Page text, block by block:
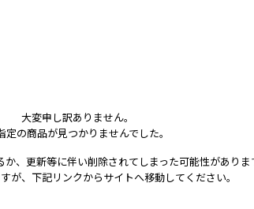
大変申し訳ありません。
定の商品が見つかりませんでした。
か、更新等に伴い削除されてしまった可能性がありま
が、下記リンクからサイトへ移動してください。